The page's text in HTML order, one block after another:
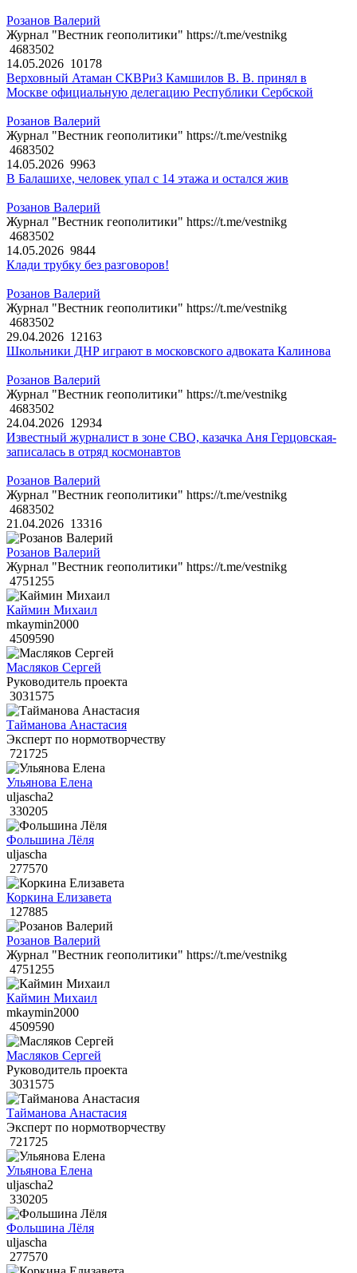
Розанов Валерий
Журнал "Вестник геополитики" https://t.me/vestnikg
4683502
14.05.2026 10178
Верховный Атаман СКВРиЗ Камшилов В. В. принял в
Москве официальную делегацию Республики Сербской
Розанов Валерий
Журнал "Вестник геополитики" https://t.me/vestnikg
4683502
14.05.2026 9963
В Балашихе, человек упал с 14 этажа и остался жив
Розанов Валерий
Журнал "Вестник геополитики" https://t.me/vestnikg
4683502
14.05.2026 9844
Клади трубку без разговоров!
Розанов Валерий
Журнал "Вестник геополитики" https://t.me/vestnikg
4683502
29.04.2026 12163
Школьники ДНР играют в московского адвоката Калинова
Розанов Валерий
Журнал "Вестник геополитики" https://t.me/vestnikg
4683502
24.04.2026 12934
Известный журналист в зоне СВО, казачка Аня Герцовская-
записалась в отряд космонавтов
Розанов Валерий
Журнал "Вестник геополитики" https://t.me/vestnikg
4683502
21.04.2026 13316
Розанов Валерий
Журнал "Вестник геополитики" https://t.me/vestnikg
4751255
Каймин Михаил
mkaymin2000
4509590
Масляков Сергей
Руководитель проекта
3031575
Тайманова Анастасия
Эксперт по нормотворчеству
721725
Ульянова Елена
uljascha2
330205
Фольшина Лёля
uljascha
277570
Коркина Елизавета
127885
Розанов Валерий
Журнал "Вестник геополитики" https://t.me/vestnikg
4751255
Каймин Михаил
mkaymin2000
4509590
Масляков Сергей
Руководитель проекта
3031575
Тайманова Анастасия
Эксперт по нормотворчеству
721725
Ульянова Елена
uljascha2
330205
Фольшина Лёля
uljascha
277570